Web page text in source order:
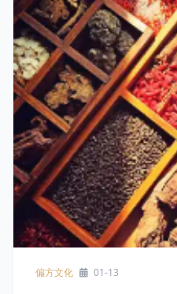
偏方文化 01-13